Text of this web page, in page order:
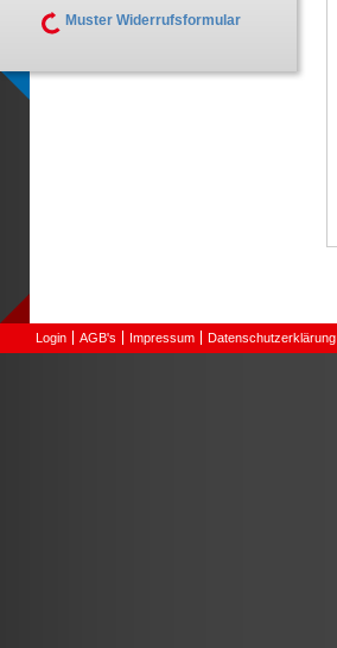
Muster Widerrufsformular
Login AGB's Impressum Datenschutzerklärung